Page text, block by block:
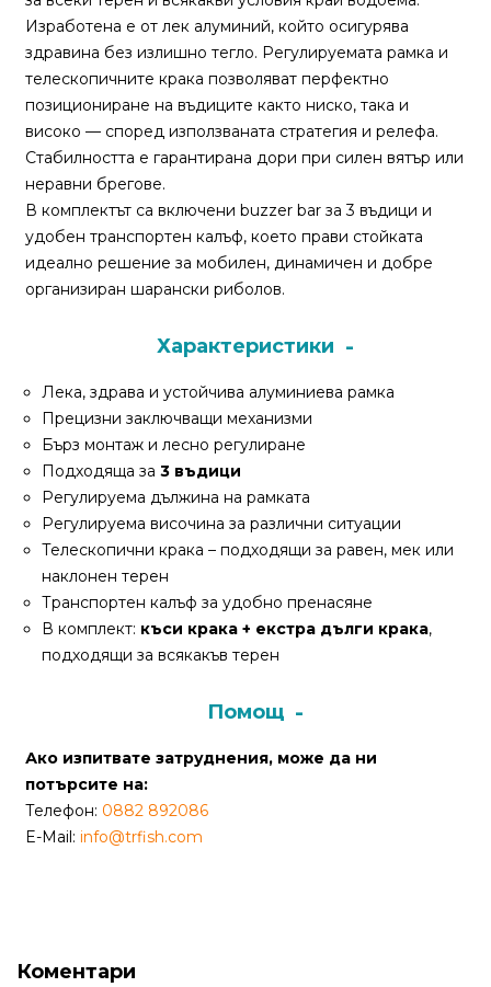
Сонари
Контакти
Поръчка
и
доставка
Условия
за
ползване
Политика
за
поверителност
Политика
(Cookie)
Copyright
©
Интернет
Изработена е от лек алуминий, който осигурява
здравина без излишно тегло. Регулируемата рамка и
телескопичните крака позволяват перфектно
позициониране на въдиците както ниско, така и
високо — според използваната стратегия и релефа.
Стабилността е гарантирана дори при силен вятър или
неравни брегове.
В комплектът са включени buzzer bar за 3 въдици и
удобен транспортен калъф, което прави стойката
идеално решение за мобилен, динамичен и добре
организиран шарански риболов.
Характеристики
Лека, здрава и устойчива алуминиева рамка
Прецизни заключващи механизми
Бърз монтаж и лесно регулиране
Подходяща за 3 въдици
Регулируема дължина на рамката
Регулируема височина за различни ситуации
Телескопични крака – подходящи за равен, мек или
наклонен терен
Транспортен калъф за удобно пренасяне
В комплект: къси крака + екстра дълги крака,
подходящи за всякакъв терен
Помощ
Ако изпитвате затруднения, може да ни
потърсите на:
Телефон: 0882 892086
E-Mail: info@trfish.com
Коментари